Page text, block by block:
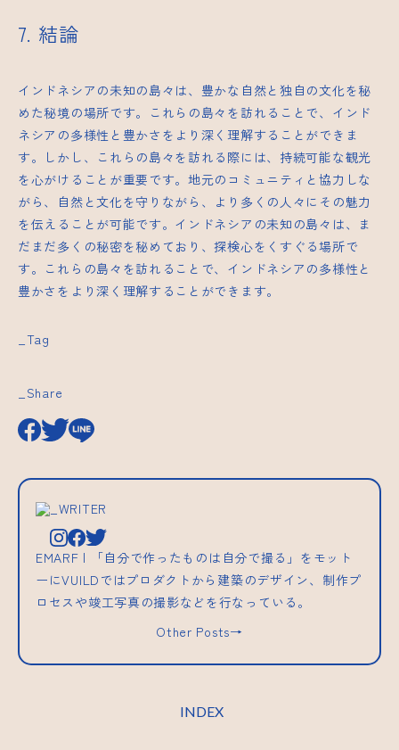
7. 結論
インドネシアの未知の島々は、豊かな自然と独自の文化を秘
めた秘境の場所です。これらの島々を訪れることで、インド
ネシアの多様性と豊かさをより深く理解することができま
す。しかし、これらの島々を訪れる際には、持続可能な観光
を心がけることが重要です。地元のコミュニティと協力しな
がら、自然と文化を守りながら、より多くの人々にその魅力
を伝えることが可能です。インドネシアの未知の島々は、ま
だまだ多くの秘密を秘めており、探検心をくすぐる場所で
す。これらの島々を訪れることで、インドネシアの多様性と
豊かさをより深く理解することができます。
_Tag
_Share
_WRITER
EMARF | 「自分で作ったものは自分で撮る」をモット
ーにVUILDではプロダクトから建築のデザイン、制作プ
ロセスや竣工写真の撮影などを行なっている。
Other Posts→
INDEX